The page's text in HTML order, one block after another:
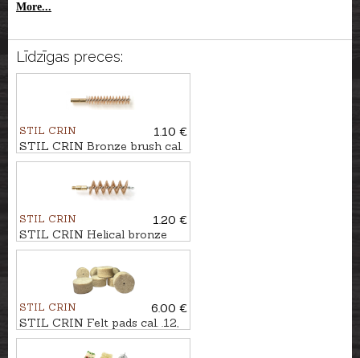
More...
Līdzīgas preces:
STIL CRIN
1.10 €
STIL CRIN Bronze brush cal.
4,5mm/.17
STIL CRIN
1.20 €
STIL CRIN Helical bronze
brush for shotgun cal. .12
STIL CRIN
6.00 €
STIL CRIN Felt pads cal. .12,
24pcs